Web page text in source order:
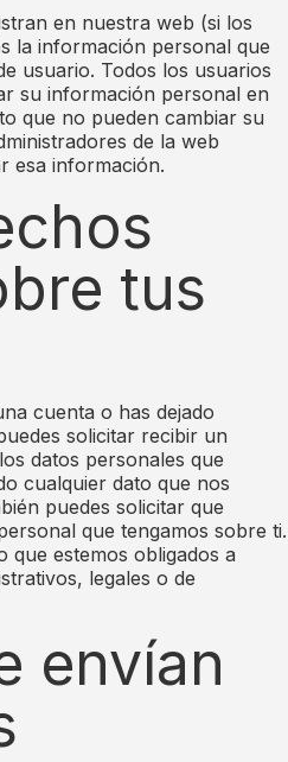
en nuestra web (si los
la información personal que
usuario. Todos los usuarios
su información personal en
que no pueden cambiar su
de la web
esa información.
tus
cuenta o has dejado
solicitar recibir un
datos personales que
cualquier dato que nos
puedes solicitar que
que tengamos sobre ti.
que estemos obligados a
legales o de
envían